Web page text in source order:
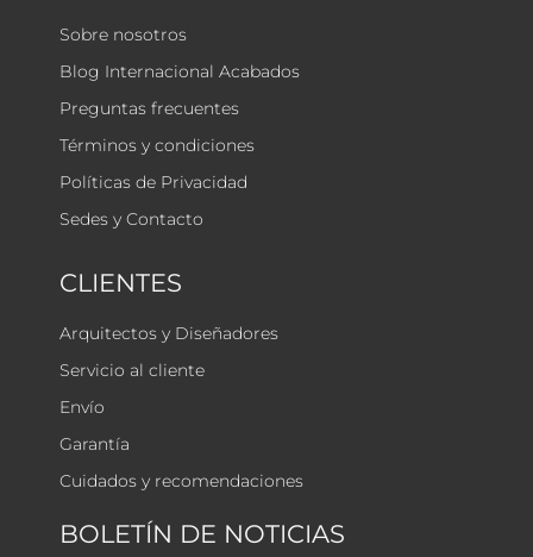
Sobre nosotros
Blog Internacional Acabados
Preguntas frecuentes
Términos y condiciones
Políticas de Privacidad
Sedes y Contacto
CLIENTES
Arquitectos y Diseñadores
Servicio al cliente
Envío
Garantía
Cuidados y recomendaciones
BOLETÍN DE NOTICIAS